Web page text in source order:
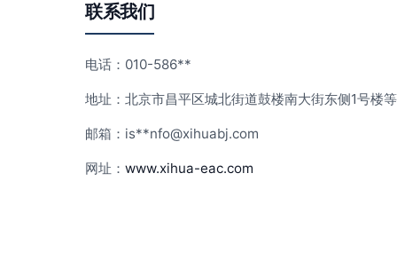
联系我们
电话：010-586**
地址：北京市昌平区城北街道鼓楼南大街东侧1号楼
邮箱：is**nfo@xihuabj.com
网址： www.xihua-eac.com